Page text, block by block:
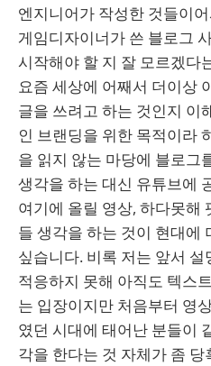
엔지니어가 작성한 것들이
게임디자이너가 쓴 블로그
시작해야 할 지 잘 모르겠다
요즘 세상에 어째서 더이상
글을 쓰려고 하는 것인지 이
인 브랜딩을 위한 목적이라
을 읽지 않는 마당에 블로그
생각을 하는 대신 유튜브에
여기에 올릴 영상, 하다못해
들 생각을 하는 것이 현대에
싶습니다. 비록 저는 앞서
적응하지 못해 아직도 텍스
는 입장이지만 처음부터 영
였던 시대에 태어난 분들이
각을 한다는 것 자체가 좀